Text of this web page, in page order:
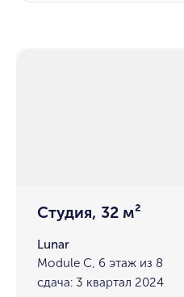
Студия, 32 м²
Lunar
Module C, 6 этаж из 8
сдача: 3 квартал 2024